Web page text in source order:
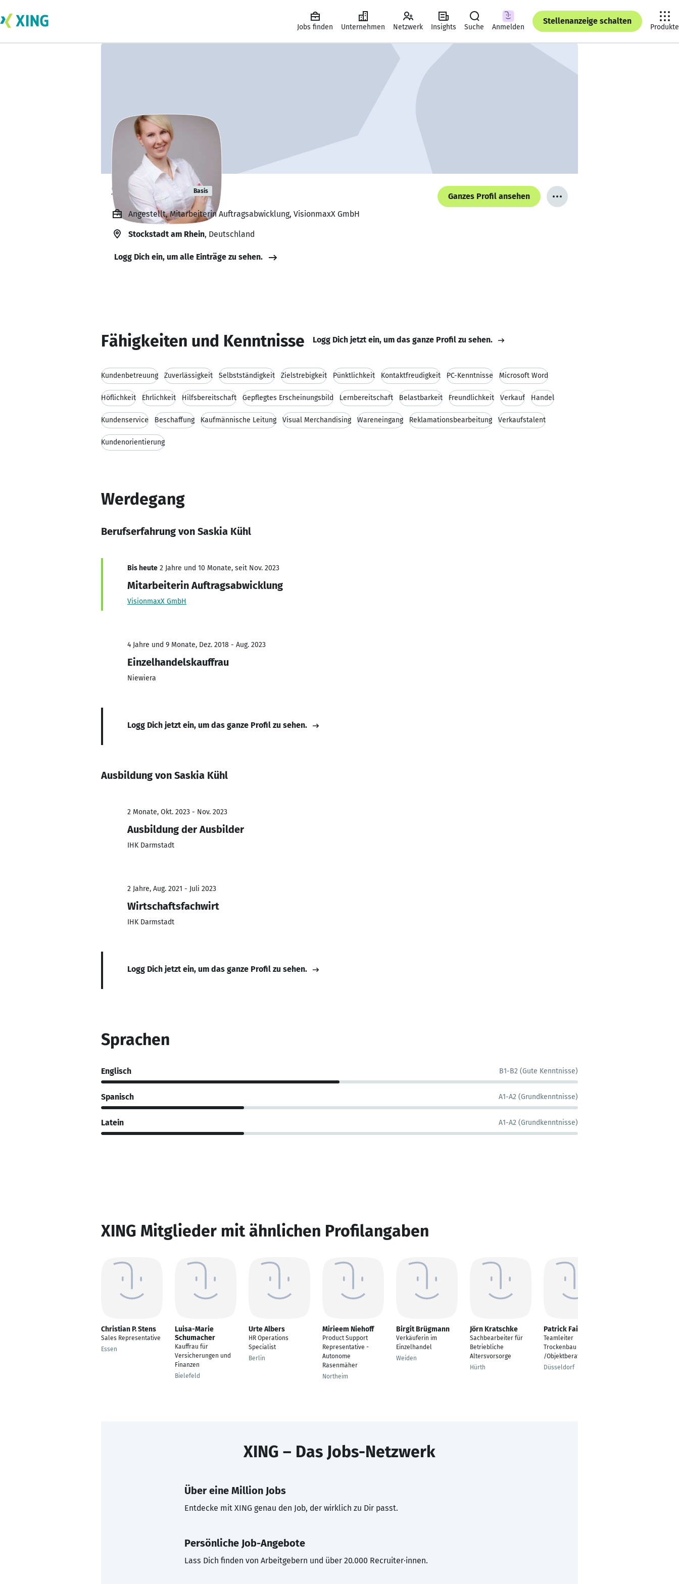
Jobs finden Unternehmen Netzwerk Insights Suche Anmelden
Stellenanzeige schalten
Produkte
Saskia Kühl Basis
Ganzes Profil ansehen
Angestellt, Mitarbeiterin Auftragsabwicklung, VisionmaxX GmbH
Stockstadt am Rhein, Deutschland
Logg Dich ein, um alle Einträge zu sehen.
Fähigkeiten und Kenntnisse Logg Dich jetzt ein, um das ganze Profil zu sehen.
Kundenbetreuung Zuverlässigkeit Selbstständigkeit Zielstrebigkeit Pünktlichkeit Kontaktfreudigkeit PC-Kenntnisse Microsoft Word
Höflichkeit Ehrlichkeit Hilfsbereitschaft Gepflegtes Erscheinungsbild Lernbereitschaft Belastbarkeit Freundlichkeit Verkauf Handel
Kundenservice Beschaffung Kaufmännische Leitung Visual Merchandising Wareneingang Reklamationsbearbeitung Verkaufstalent
Kundenorientierung
Werdegang
Berufserfahrung von Saskia Kühl
Bis heute 2 Jahre und 10 Monate, seit Nov. 2023
Mitarbeiterin Auftragsabwicklung
VisionmaxX GmbH
4 Jahre und 9 Monate, Dez. 2018 - Aug. 2023
Einzelhandelskauffrau
Niewiera
Logg Dich jetzt ein, um das ganze Profil zu sehen.
Ausbildung von Saskia Kühl
2 Monate, Okt. 2023 - Nov. 2023
Ausbildung der Ausbilder
IHK Darmstadt
2 Jahre, Aug. 2021 - Juli 2023
Wirtschaftsfachwirt
IHK Darmstadt
Logg Dich jetzt ein, um das ganze Profil zu sehen.
Sprachen
Englisch B1-B2 (Gute Kenntnisse)
Spanisch A1-A2 (Grundkenntnisse)
Latein A1-A2 (Grundkenntnisse)
XING Mitglieder mit ähnlichen Profilangaben
Christian P. Stens
Sales Representative
Essen
Luisa-Marie
Schumacher
Kauffrau für
Versicherungen und
Finanzen
Bielefeld
Urte Albers
HR Operations
Specialist
Berlin
Mirieem Niehoff
Product Support
Representative -
Autonome
Rasenmäher
Northeim
Birgit Brügmann
Verkäuferin im
Einzelhandel
Weiden
Jörn Kratschke
Sachbearbeiter für
Betriebliche
Altersvorsorge
Hürth
Patrick Faikis
Teamleiter
Trockenbau
/Objektberater
Düsseldorf
XING – Das Jobs-Netzwerk
Über eine Million Jobs
Entdecke mit XING genau den Job, der wirklich zu Dir passt.
Persönliche Job-Angebote
Lass Dich finden von Arbeitgebern und über 20.000 Recruiter·innen.